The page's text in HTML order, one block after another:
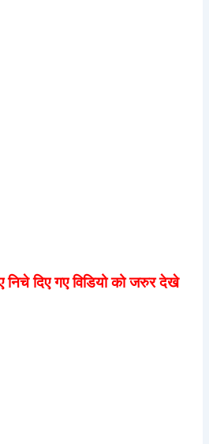
निचे दिए गए विडियो को जरुर देखे